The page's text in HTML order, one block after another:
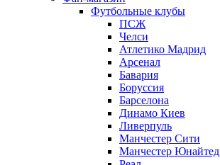
Футбольные клубы
ПСЖ
Челси
Атлетико Мадрид
Арсенал
Бавария
Боруссия
Барселона
Динамо Киев
Ливерпуль
Манчестер Сити
Манчестер Юнайтед